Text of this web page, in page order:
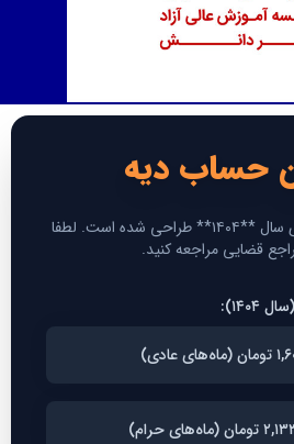
حساب دیه
این ابزار بر اساس نرخ‌های سال **۱۴۰۴** طراحی شده است. لطفا
قضایی مراجعه کنید.
عادی)
حرام)